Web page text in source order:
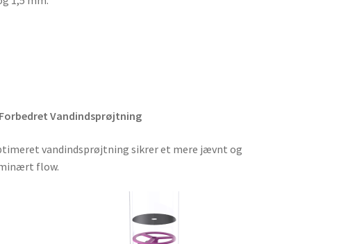
Vandindsprøjtning
vandindsprøjtning sikrer et mere jævnt og
flow.